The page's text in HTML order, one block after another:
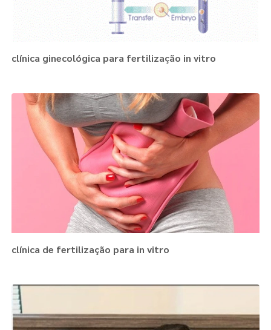
clínica ginecológica para fertilização in vitro
clínica de fertilização para in vitro